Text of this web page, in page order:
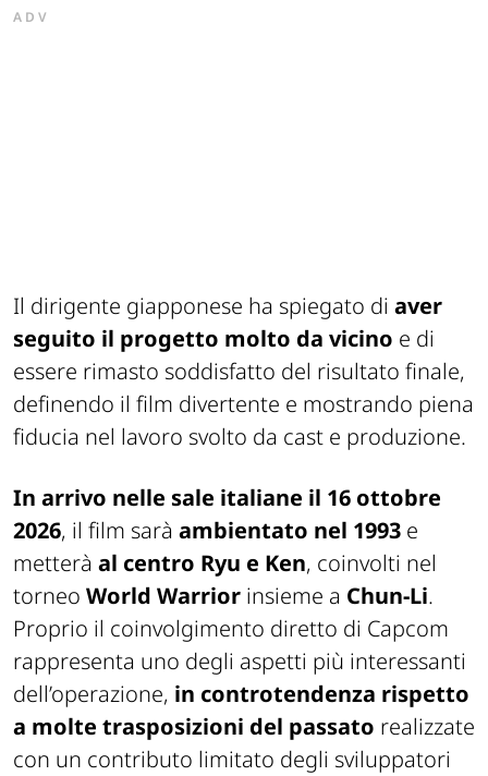
ADV
Il dirigente giapponese ha spiegato di aver
seguito il progetto molto da vicino e di
essere rimasto soddisfatto del risultato finale,
definendo il film divertente e mostrando piena
fiducia nel lavoro svolto da cast e produzione.
In arrivo nelle sale italiane il 16 ottobre
2026, il film sarà ambientato nel 1993 e
metterà al centro Ryu e Ken, coinvolti nel
torneo World Warrior insieme a Chun-Li.
Proprio il coinvolgimento diretto di Capcom
rappresenta uno degli aspetti più interessanti
dell’operazione, in controtendenza rispetto
a molte trasposizioni del passato realizzate
con un contributo limitato degli sviluppatori